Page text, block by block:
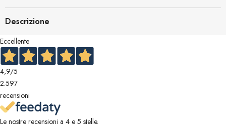
Descrizione
Eccellente
4,9/5
2.597
recensioni
Le nostre recensioni a 4 e 5 stelle.